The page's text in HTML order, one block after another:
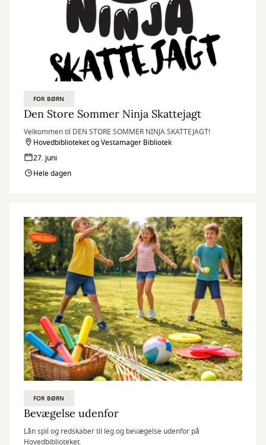
FOR BØRN
Den Store Sommer Ninja Skattejagt
Velkommen til DEN STORE SOMMER NINJA SKATTEJAGT!
Hovedbiblioteket og Vestamager Bibliotek
27. juni
Hele dagen
FOR BØRN
Bevægelse udenfor
Lån spil og redskaber til leg og bevægelse udenfor på
Hovedbiblioteket.